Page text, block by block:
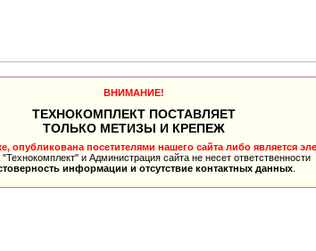
ВНИМАНИЕ!
ТЕХНОКОМПЛЕКТ ПОСТАВЛЯЕТ
ТОЛЬКО МЕТИЗЫ И КРЕПЕЖ
опубликована посетителями нашего сайта либо является
и Администрация сайта не несет ответственности
информации и отсутствие контактных данных